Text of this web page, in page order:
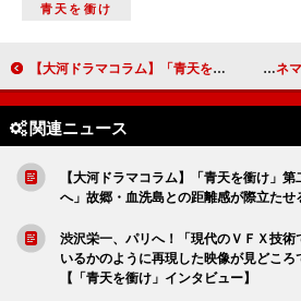
青天を衝け
【大河ドラマコラム】「青天を衝け」第二十二回「篤太夫、パリへ」故郷・血洗島との距離感が際立たせる渋沢栄一の人間味
関連ニュース
【大河ドラマコラム】「青天を衝け」
へ」故郷・血洗島との距離感が際立たせ
渋沢栄一、パリへ！「現代のＶＦＸ技
いるかのように再現した映像が見どころ
【「青天を衝け」インタビュー】